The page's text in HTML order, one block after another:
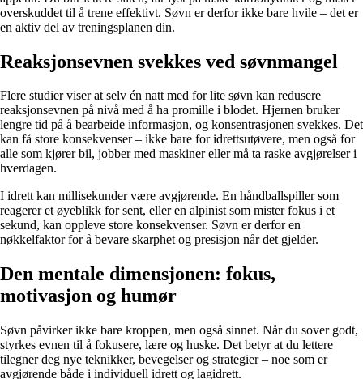
overskuddet til å trene effektivt. Søvn er derfor ikke bare hvile – det er
en aktiv del av treningsplanen din.
Reaksjonsevnen svekkes ved søvnmangel
Flere studier viser at selv én natt med for lite søvn kan redusere
reaksjonsevnen på nivå med å ha promille i blodet. Hjernen bruker
lengre tid på å bearbeide informasjon, og konsentrasjonen svekkes. Det
kan få store konsekvenser – ikke bare for idrettsutøvere, men også for
alle som kjører bil, jobber med maskiner eller må ta raske avgjørelser i
hverdagen.
I idrett kan millisekunder være avgjørende. En håndballspiller som
reagerer et øyeblikk for sent, eller en alpinist som mister fokus i et
sekund, kan oppleve store konsekvenser. Søvn er derfor en
nøkkelfaktor for å bevare skarphet og presisjon når det gjelder.
Den mentale dimensjonen: fokus,
motivasjon og humør
Søvn påvirker ikke bare kroppen, men også sinnet. Når du sover godt,
styrkes evnen til å fokusere, lære og huske. Det betyr at du lettere
tilegner deg nye teknikker, bevegelser og strategier – noe som er
avgjørende både i individuell idrett og lagidrett.